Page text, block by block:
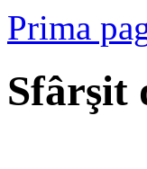
Prima
Sfârşit